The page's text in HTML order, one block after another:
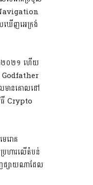
Navigation
លឃើញអេក្រង់
ាំ២០២១ ហើយ
Godfather
លមានគោលដៅ
ធី Crypto
េរោគ
ហារលើតំបន់
ផ្សាយណាដែល